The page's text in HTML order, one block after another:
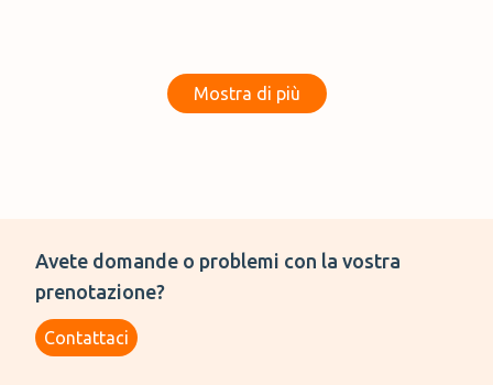
Mostra di più
Avete domande o problemi con la vostra
prenotazione?
Contattaci